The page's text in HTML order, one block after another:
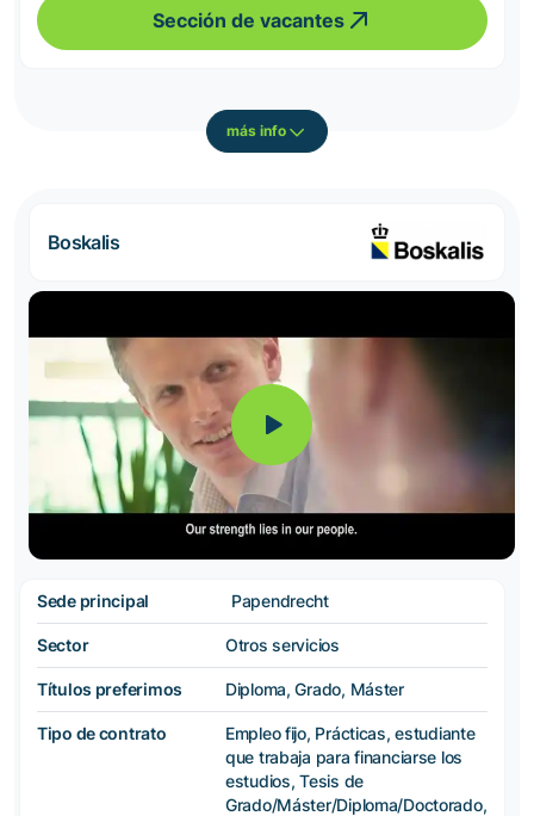
Sección de vacantes
más info
Boskalis
Sede principal Papendrecht
Sector Otros servicios
Títulos preferimos Diploma, Grado, Máster
Tipo de contrato
Empleo fijo, Prácticas, estudiante
que trabaja para financiarse los
estudios, Tesis de
Grado/Máster/Diploma/Doctorado,